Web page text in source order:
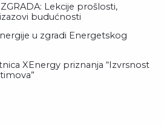
Lekcije prošlosti,
budućnosti
u zgradi Energetskog
XEnergy priznanja “Izvrsnost